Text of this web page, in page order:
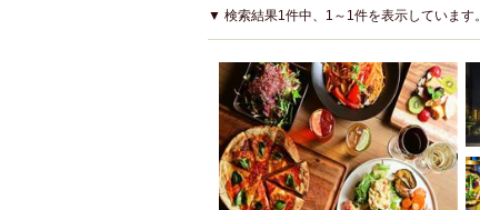
結婚式二次会
夜10時以降入店可
貸切可
大部屋
カード可
厳
3000円台コース
アサヒスーパー
大部屋50名以上～
▼ 検索結果1件中、1～1件を表示しています。